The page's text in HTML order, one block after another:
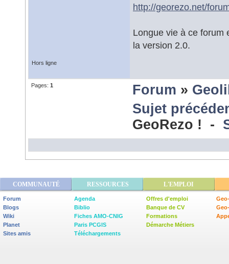
http://georezo.net/
Longue vie à ce forum
la version 2.0.
Hors ligne
Pages: 1 Forum »
Sujet
GeoRezo ! -
COMMUNAUTÉ RESSOURCES L'EMPLOI
Forum
Blogs
Wiki
Planet
Sites amis
Agenda
Biblio
Fiches AMO-CNIG
Paris PCGIS
Téléchargements
Offres d'emploi
Banque de CV
Formations
Démarche Métiers